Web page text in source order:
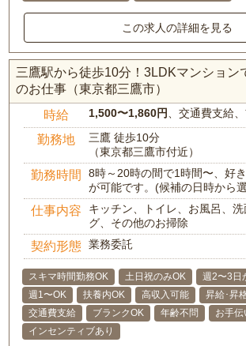
この求人の詳細を見る
三鷹駅から徒歩10分！3LDKマンション
のお仕事（東京都三鷹市）
時給 1,500〜1,860円、交通費支給
勤務地
三鷹 徒歩10分
（東京都三鷹市付近）
勤務時間
8時～20時の間で1時間〜、好
が可能です。(候補の日時から
仕事内容
キッチン、トイレ、お風呂、
グ、その他のお掃除
契約形態 業務委託
スキマ時間勤務OK 土日祝のみOK
週2〜3日
週1〜OK
扶養内OK 高収入可能
昇給･昇
交通費支給
ブランクOK 年齢不問
お手伝
インセンティブあり